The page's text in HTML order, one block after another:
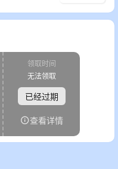
领取时间
无法领取
已经过期
查看详情